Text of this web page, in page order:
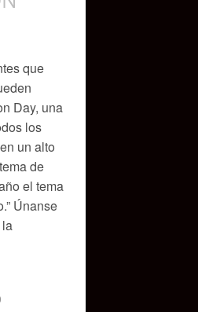
que
Day, una
los
un alto
de
el tema
Únanse